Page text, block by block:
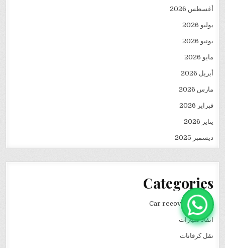
أغسطس 2026
يوليو 2026
يونيو 2026
مايو 2026
أبريل 2026
مارس 2026
فبراير 2026
يناير 2026
ديسمبر 2025
Categories
Car recovery winch
انقاذ سيارات
نقل كرفانات